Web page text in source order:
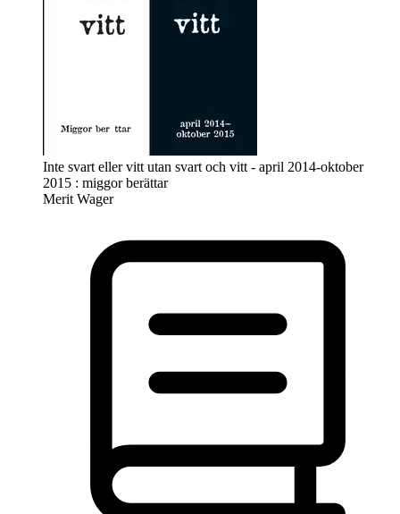
Inte svart eller vitt utan svart och vitt - april 2014-oktober
2015 : miggor berättar
Merit Wager